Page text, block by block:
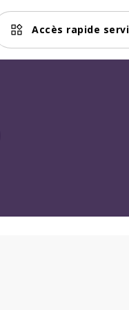
Accès rapide